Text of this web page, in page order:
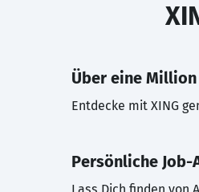
Über eine Million
Entdecke mit XING
Persönliche Job-